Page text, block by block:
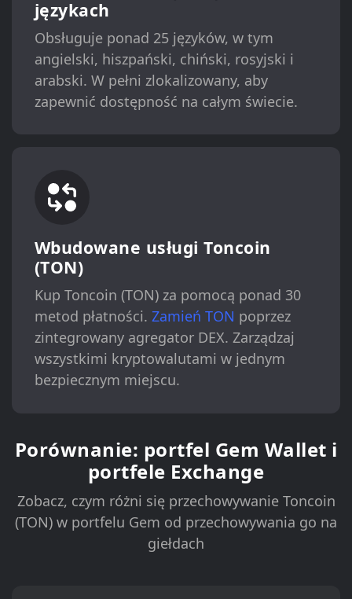
językach
Obsługuje ponad 25 języków, w tym
angielski, hiszpański, chiński, rosyjski i
arabski. W pełni zlokalizowany, aby
zapewnić dostępność na całym świecie.
Wbudowane usługi Toncoin
(TON)
Kup Toncoin (TON) za pomocą ponad 30
metod płatności. Zamień TON poprzez
zintegrowany agregator DEX. Zarządzaj
wszystkimi kryptowalutami w jednym
bezpiecznym miejscu.
Porównanie: portfel Gem Wallet i
portfele Exchange
Zobacz, czym różni się przechowywanie Toncoin
(TON) w portfelu Gem od przechowywania go na
giełdach